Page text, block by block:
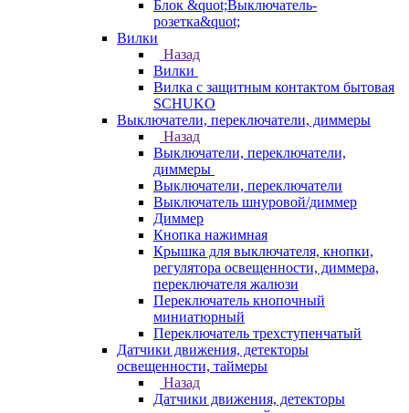
Блок &quot;Выключатель-
розетка&quot;
Вилки
Назад
Вилки
Вилка с защитным контактом бытовая
SCHUKO
Выключатели, переключатели, диммеры
Назад
Выключатели, переключатели,
диммеры
Выключатели, переключатели
Выключатель шнуровой/диммер
Диммер
Кнопка нажимная
Крышка для выключателя, кнопки,
регулятора освещенности, диммера,
переключателя жалюзи
Переключатель кнопочный
миниатюрный
Переключатель трехступенчатый
Датчики движения, детекторы
освещенности, таймеры
Назад
Датчики движения, детекторы